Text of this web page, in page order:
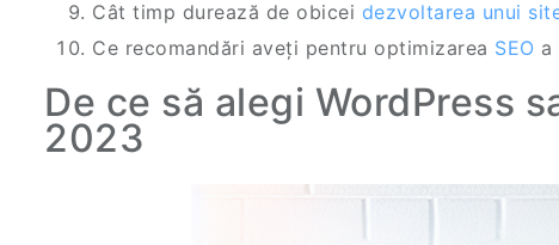
Cât timp durează de obicei dezvoltarea unui
Ce recomandări aveți pentru optimizarea SEO a
De ce să alegi WordPress
2023